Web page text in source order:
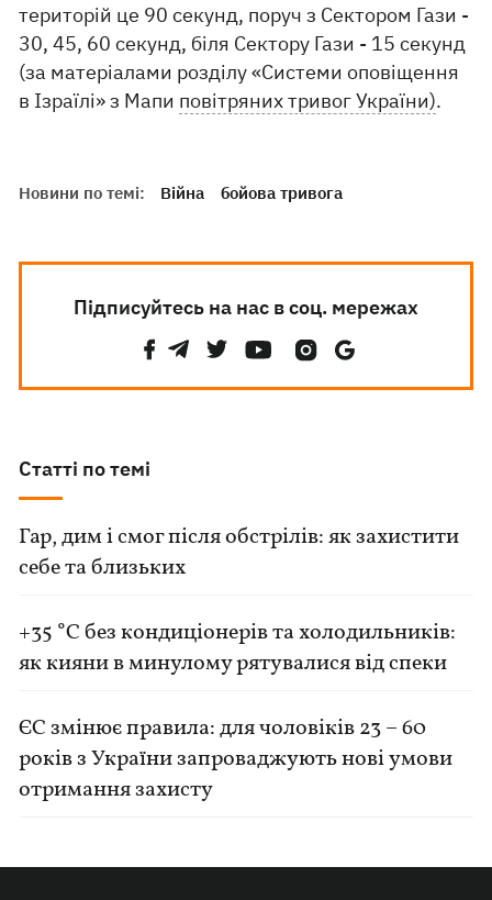
територій це 90 секунд, поруч з Сектором Гази -
30, 45, 60 секунд, біля Сектору Гази - 15 секунд
(за матеріалами розділу «Системи оповіщення
в Ізраїлі» з Мапи повітряних тривог України).
Новини по темі: Війна бойова тривога
Підписуйтесь на нас в соц. мережах
Статті по темі
Гар, дим і смог після обстрілів: як захистити
себе та близьких
+35 °C без кондиціонерів та холодильників:
як кияни в минулому рятувалися від спеки
ЄС змінює правила: для чоловіків 23 – 60
років з України запроваджують нові умови
отримання захисту